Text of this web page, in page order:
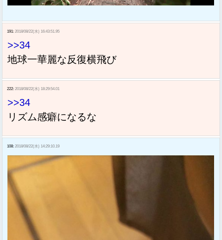
191: 2018/08/22(水) 16:43:51.95
>>34
地球一華麗な反復横飛び
222: 2018/08/22(水) 18:29:54.01
>>34
リズム感癖になるな
108: 2018/08/22(水) 14:29:10.19